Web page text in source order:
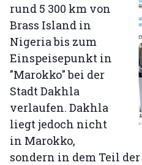
rund 5 300 km von
Brass Island in
Nigeria bis zum
Einspeisepunkt in
"Marokko" bei der
Stadt Dakhla
verlaufen. Dakhla
liegt jedoch nicht
in Marokko,
sondern in dem Teil der